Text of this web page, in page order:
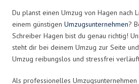
Du planst einen Umzug von Hagen nach
einem günstigen Umzugsunternehmen?
Schreiber Hagen bist du genau richtig!
steht dir bei deinem Umzug zur Seite
Umzug reibungslos und stressfrei
Als professionelles